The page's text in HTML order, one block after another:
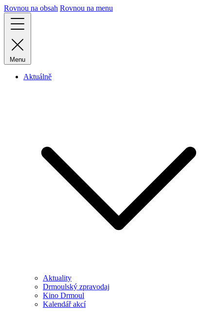
Rovnou na obsah Rovnou na menu
Menu
Aktuálně
Aktuality
Drmoulský zpravodaj
Kino Drmoul
Kalendář akcí